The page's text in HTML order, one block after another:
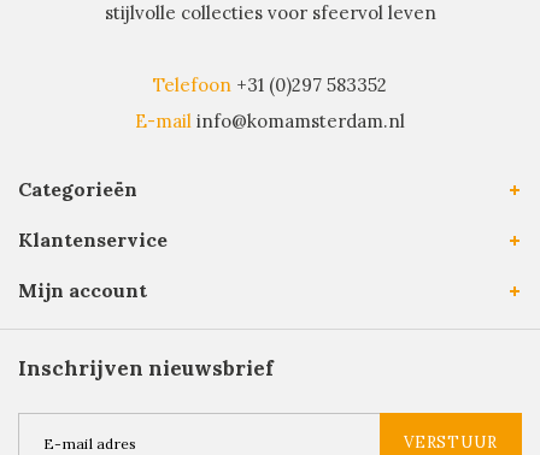
stijlvolle collecties voor sfeervol leven
Telefoon +31 (0)297 583352
E-mail info@komamsterdam.nl
Categorieën
Klantenservice
Mijn account
Inschrijven nieuwsbrief
VERSTUUR